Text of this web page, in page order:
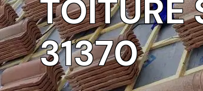
TOITURE
31370